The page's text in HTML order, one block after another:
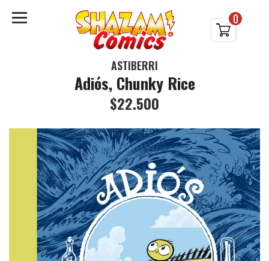
0
ASTIBERRI
Adiós, Chunky Rice
$22.500